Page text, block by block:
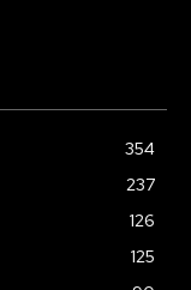
354
237
126
125